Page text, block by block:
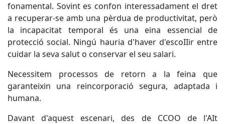
fonamental. Sovint es confon interessadament el dret
a recuperar-se amb una pèrdua de productivitat, però
la incapacitat temporal és una eina essencial de
protecció social. Ningú hauria d'haver d'escoIIir entre
cuidar la seva salut o conservar el seu salari.
Necessitem processos de retorn a la feina que
garanteixin una reincorporació segura, adaptada i
humana.
Davant d'aquest escenari, des de CCOO de l'AIt